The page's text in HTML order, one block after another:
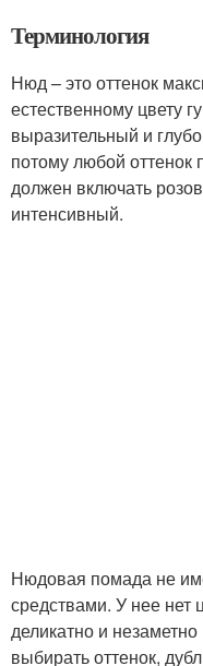
Терминология
Нюд – это оттенок
естественному цвету
выразительный и
потому любой
должен включать
интенсивный.
Нюдовая помада не
средствами. У нее нет
деликатно и
выбирать оттенок,